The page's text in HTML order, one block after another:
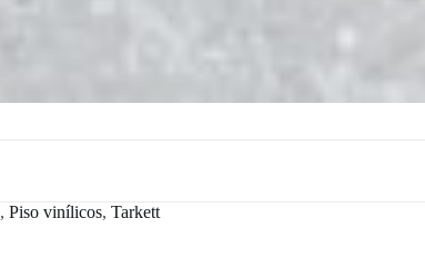
, Piso vinílicos, Tarkett